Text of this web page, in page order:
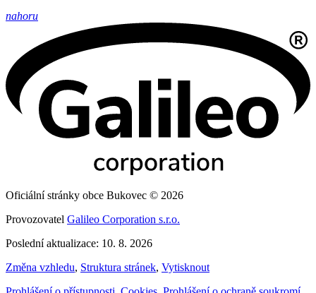
nahoru
Oficiální stránky obce Bukovec © 2026
Provozovatel Galileo Corporation s.r.o.
Poslední aktualizace: 10. 8. 2026
Změna vzhledu, Struktura stránek, Vytisknout